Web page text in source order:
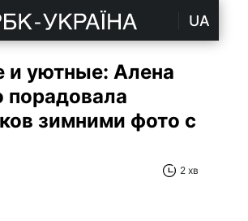
UA
и уютные: Алена
порадовала
зимними фото с
2 хв